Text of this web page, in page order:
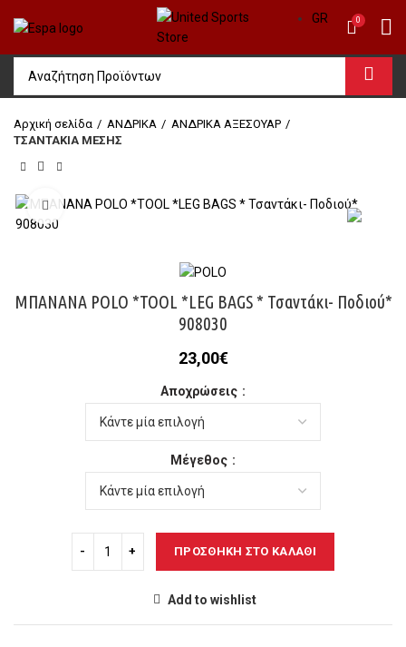
GR 0
Αρχική σελίδα ΑΝΔΡΙΚΑ
ΑΝΔΡΙΚΑ ΑΞΕΣΟΥΑΡ
ΤΣΑΝΤΑΚΙΑ ΜΕΣΗΣ
Click to enlarge
ΜΠΑΝΑΝΑ POLO *TOOL *LEG BAGS * Τσαντάκι- Ποδιού*
908030
23,00€
Αποχρώσεις
Μέγεθος
ΠΡΟΣΘΉΚΗ ΣΤΟ ΚΑΛΆΘΙ
Add to wishlist